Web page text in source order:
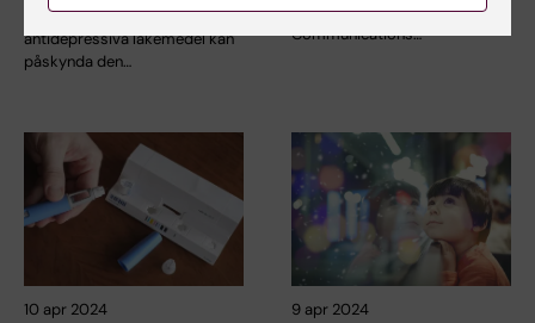
Ny forskning tyder på att
antidepressiva läkemedel kan
påskynda den…
Institutet publicerad i Nature
Communications…
10 apr 2024 9 apr 2024